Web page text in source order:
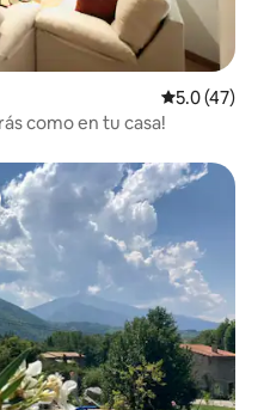
Calificación
5.0 (47)
como en tu casa!
huéspedes